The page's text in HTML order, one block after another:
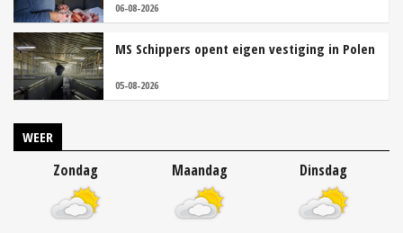
06-08-2026
MS Schippers opent eigen vestiging in Polen
05-08-2026
WEER
Zondag Maandag Dinsdag